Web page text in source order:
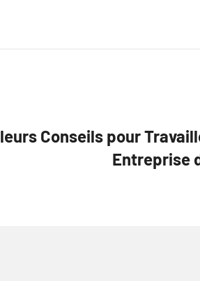
Conseils pour
Entreprise